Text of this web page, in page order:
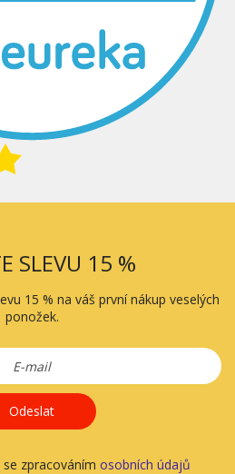
SLEVU 15 %
15 % na váš první nákup veselých
ponožek.
Odeslat
zpracováním osobních údajů